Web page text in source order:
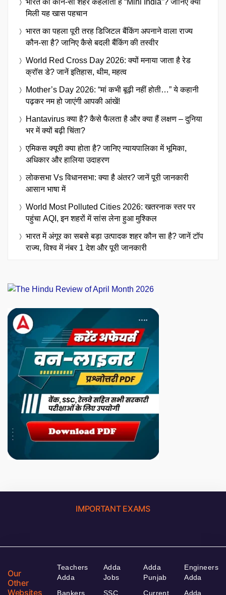
मिली यह खास पहचान
भारत का पहला पूरी तरह डिजिटल बैंकिंग अपनाने वाला राज्य
कौन-सा है? जानिए कैसे बदली बैंकिंग की तस्वीर
World Red Cross Day 2026: क्यों मनाया जाता है रेड
क्रॉस डे? जानें इतिहास, थीम, महत्व
Mother’s Day 2026: “मां कभी बूढ़ी नहीं होती…” ये कहानी
पढ़कर नम हो जाएंगी आपकी आंखें!
Hantavirus क्या है? कैसे फैलता है और क्या हैं लक्षण – दुनिया
भर में क्यों बढ़ी चिंता?
एमिकस क्यूरी क्या होता है? जानिए न्यायपालिका में भूमिका,
अधिकार और हालिया उदाहरण
लोकसभा Vs विधानसभा: क्या है अंतर? जानें पूरी जानकारी
आसान भाषा में
World Most Polluted Cities 2026: खतरनाक स्तर पर
पहुंचा AQI, इन शहरों में सांस लेना हुआ मुश्किल
भारत में अंगूर का सबसे बड़ा उत्पादक शहर कौन सा है? जानें टॉप
राज्य, विश्व में नंबर 1 देश और पूरी जानकारी
IMPORTANT EXAMS
Our
Other
Websites
Teachers
Adda
Bankers
Adda
Jobs
SSC
Adda
Punjab
Current
Engineers
Adda
Adda